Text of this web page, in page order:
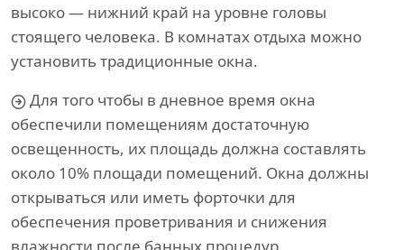
высоко — нижний край на уровне головы
стоящего человека. В комнатах отдыха можно
установить традиционные окна.
Для того чтобы в дневное время окна
обеспечили помещениям достаточную
освещенность, их площадь должна составлять
около 10% площади помещений. Окна должны
открываться или иметь форточки для
обеспечения проветривания и снижения
влажности после банных процедур.